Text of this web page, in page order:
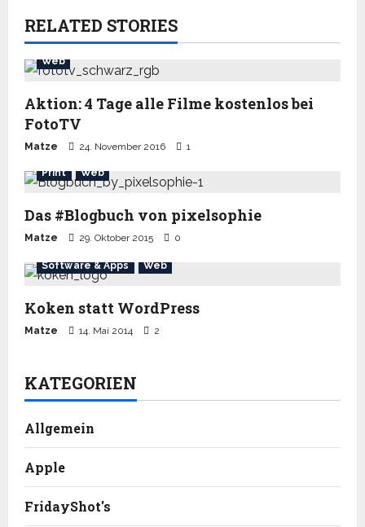
RELATED STORIES
Web
Aktion: 4 Tage alle Filme kostenlos bei
FotoTV
Matze 24. November 2016 1
Print Web
Das #Blogbuch von pixelsophie
Matze 29. Oktober 2015 0
Software & Apps Web
Koken statt WordPress
Matze 14. Mai 2014 2
KATEGORIEN
Allgemein
Apple
FridayShot's